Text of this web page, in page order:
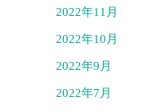
2022年11月
2022年10月
2022年9月
2022年7月